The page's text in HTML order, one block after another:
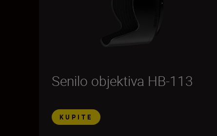
Senilo objektiva HB-113
KUPITE